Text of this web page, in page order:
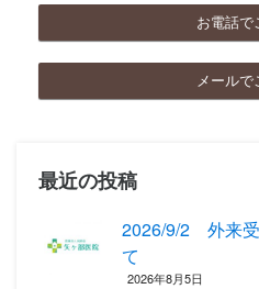
お電話で
メールで
最近の投稿
2026/9/2 外来
て
2026年8月5日